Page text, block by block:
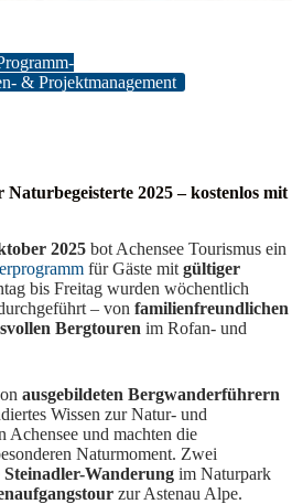
& Projektmanagement
2025 – kostenlos mit
2025 bot Achensee Tourismus ein
für Gäste mit gültiger
bis Freitag wurden wöchentlich
– von familienfreundlichen
Bergtouren im Rofan- und
ausgebildeten Bergwanderführern
Wissen zur Natur- und
und machten die
Naturmoment. Zwei
Steinadler-Wanderung im Naturpark
zur Astenau Alpe.